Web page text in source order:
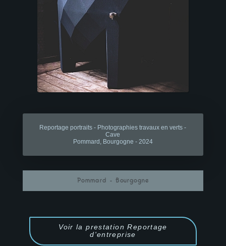
Reportage portraits - Photographies travaux en verts -
Cave
Pommard, Bourgogne - 2024
Pommard - Bourgogne
Voir la prestation Reportage
d'entreprise